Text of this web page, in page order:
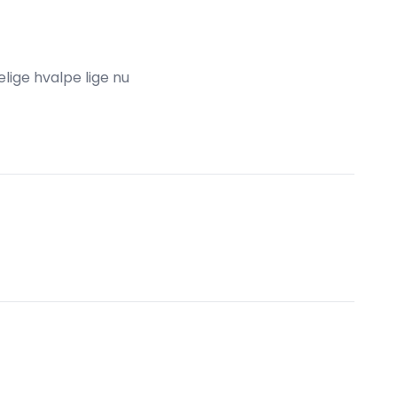
hvalpe lige nu
H-KULL-MC kullet G kull